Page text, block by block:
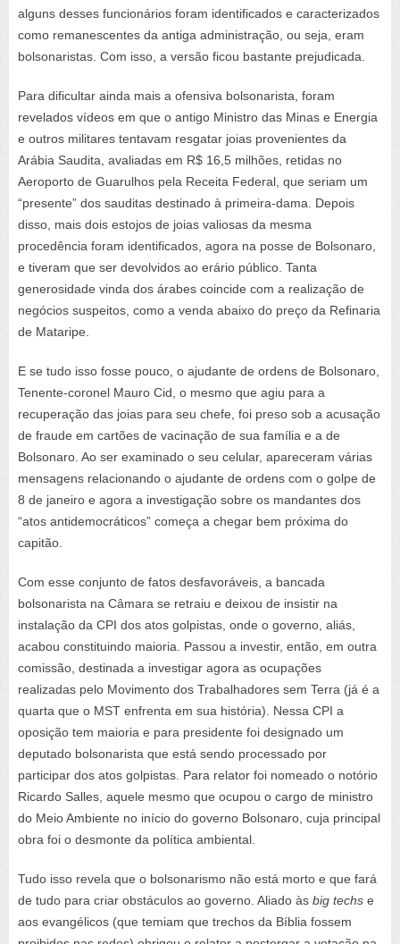
alguns desses funcionários foram identificados e caracterizados
como remanescentes da antiga administração, ou seja, eram
bolsonaristas. Com isso, a versão ficou bastante prejudicada.
Para dificultar ainda mais a ofensiva bolsonarista, foram
revelados vídeos em que o antigo Ministro das Minas e Energia
e outros militares tentavam resgatar joias provenientes da
Arábia Saudita, avaliadas em R$ 16,5 milhões, retidas no
Aeroporto de Guarulhos pela Receita Federal, que seriam um
“presente” dos sauditas destinado à primeira-dama. Depois
disso, mais dois estojos de joias valiosas da mesma
procedência foram identificados, agora na posse de Bolsonaro,
e tiveram que ser devolvidos ao erário público. Tanta
generosidade vinda dos árabes coincide com a realização de
negócios suspeitos, como a venda abaixo do preço da Refinaria
de Mataripe.
E se tudo isso fosse pouco, o ajudante de ordens de Bolsonaro,
Tenente-coronel Mauro Cid, o mesmo que agiu para a
recuperação das joias para seu chefe, foi preso sob a acusação
de fraude em cartões de vacinação de sua família e a de
Bolsonaro. Ao ser examinado o seu celular, apareceram várias
mensagens relacionando o ajudante de ordens com o golpe de
8 de janeiro e agora a investigação sobre os mandantes dos
“atos antidemocráticos” começa a chegar bem próxima do
capitão.
Com esse conjunto de fatos desfavoráveis, a bancada
bolsonarista na Câmara se retraiu e deixou de insistir na
instalação da CPI dos atos golpistas, onde o governo, aliás,
acabou constituindo maioria. Passou a investir, então, em outra
comissão, destinada a investigar agora as ocupações
realizadas pelo Movimento dos Trabalhadores sem Terra (já é a
quarta que o MST enfrenta em sua história). Nessa CPI a
oposição tem maioria e para presidente foi designado um
deputado bolsonarista que está sendo processado por
participar dos atos golpistas. Para relator foi nomeado o notório
Ricardo Salles, aquele mesmo que ocupou o cargo de ministro
do Meio Ambiente no início do governo Bolsonaro, cuja principal
obra foi o desmonte da política ambiental.
Tudo isso revela que o bolsonarismo não está morto e que fará
de tudo para criar obstáculos ao governo. Aliado às big techs e
aos evangélicos (que temiam que trechos da Bíblia fossem